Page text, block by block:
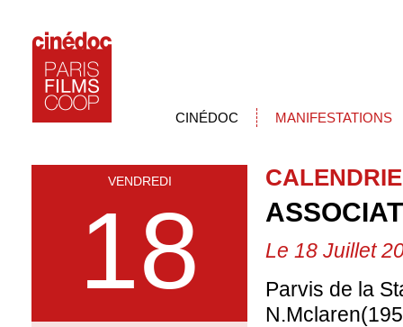
CINÉDOC MANIFESTATIONS
VENDREDI
18
Le 18 Juillet
Parvis de la